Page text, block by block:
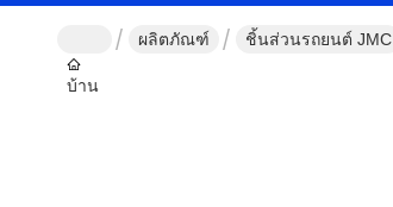
บ้าน
ผลิตภัณฑ์ ชิ้นส่วนรถยนต์ JMC